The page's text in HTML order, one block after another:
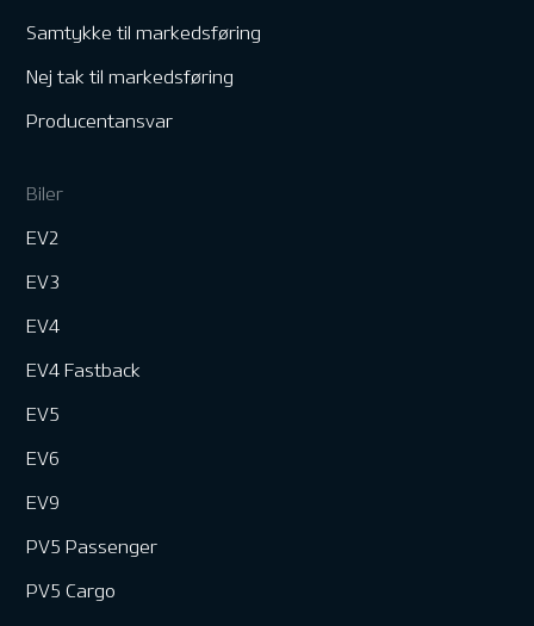
Samtykke til markedsføring
Nej tak til markedsføring
Producentansvar
Biler
EV2
EV3
EV4
EV4 Fastback
EV5
EV6
EV9
PV5 Passenger
PV5 Cargo